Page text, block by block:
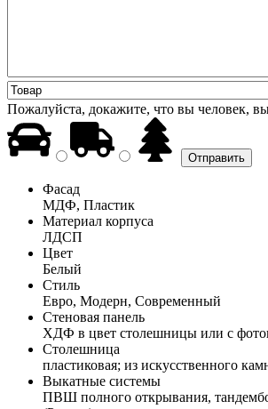
Пожалуйста, докажите, что вы человек,
Фасад
МДФ, Пластик
Материал корпуса
ЛДСП
Цвет
Белый
Стиль
Евро, Модерн, Современный
Стеновая панель
ХДФ в цвет столешницы или с
Столешница
пластиковая; из искусственного
Выкатные системы
ПВШ полного открывания,